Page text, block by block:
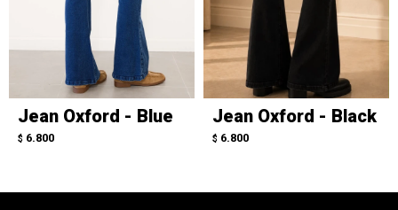
Jean Oxford - Blue
$ 6.800
Jean Oxford - Black
$ 6.800